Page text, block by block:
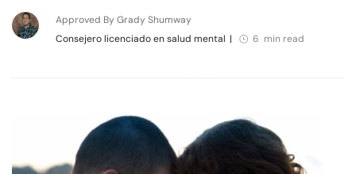
Approved By Grady Shumway
Consejero licenciado en salud mental | 6 min read